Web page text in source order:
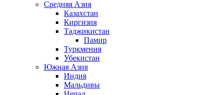
Средняя Азия
Казахстан
Киргизия
Таджикистан
Памир
Туркмения
Убекистан
Южная Азия
Индия
Мальдивы